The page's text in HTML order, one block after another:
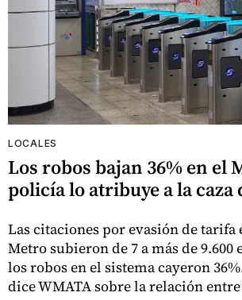
LOCALES
Los robos bajan 36% en el
policía lo atribuye a la caza
Las citaciones por evasión de tarifa
Metro subieron de 7 a más de 9.600
los robos en el sistema cayeron
dice WMATA sobre la relación